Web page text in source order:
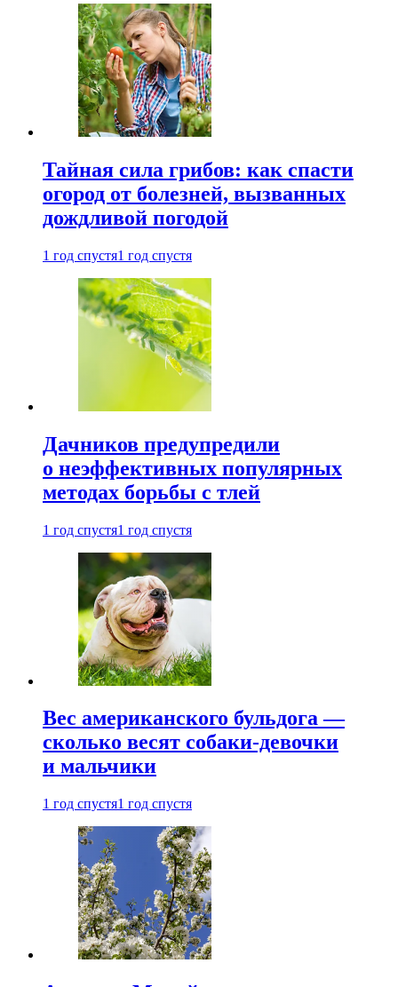
Тайная сила грибов: как спасти
огород от болезней, вызванных
дождливой погодой
1 год спустя1 год спустя
Дачников предупредили
о неэффективных популярных
методах борьбы с тлей
1 год спустя1 год спустя
Вес американского бульдога —
сколько весят собаки-девочки
и мальчики
1 год спустя1 год спустя